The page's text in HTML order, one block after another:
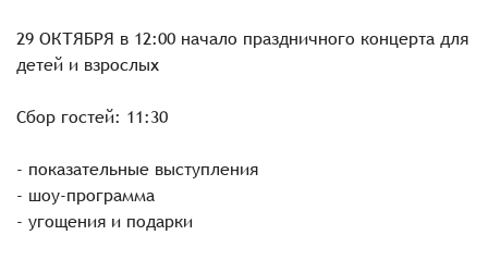
29 ОКТЯБРЯ в 12:00 начало праздничного концерта для
детей и взрослых
Сбор гостей: 11:30
- показательные выступления
- шоу-программа
- угощения и подарки